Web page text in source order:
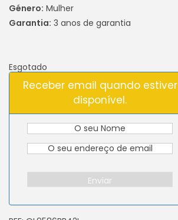
Género: Mulher
Garantia: 3 anos de garantia
Esgotado
Receber email quando estiver
disponível.
Enviar